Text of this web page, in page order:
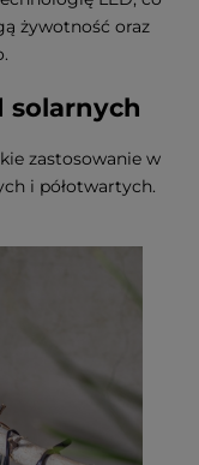
żywotność oraz
solarnych
zastosowanie w
i półotwartych.